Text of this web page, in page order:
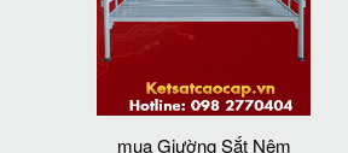
mua Giường Sắt Nệm